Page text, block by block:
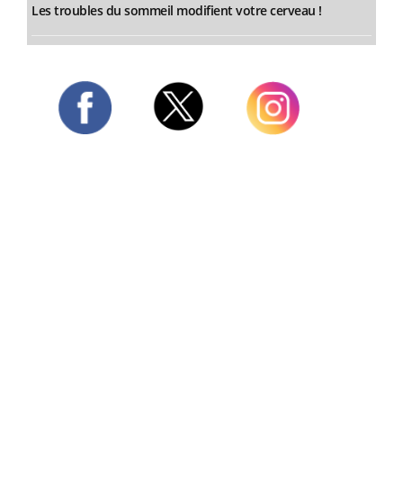
Les troubles du sommeil modifient votre cerveau !